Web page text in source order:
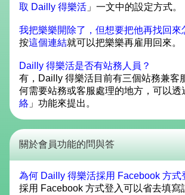
取 Dailly 得樂活 」一文中的設定方式。
我把樂樂開除了，但想要把他再找回來
按這個連結就可以把樂樂再雇用回來。
Dailly 得樂活是否有站務人員？
有，Dailly 得樂活目前有三個站務兼客
何需要站務或客服處理的地方，可以透
絡 」功能來提出。
關於會員功能的問與答
為何 Dailly 得樂活採用 Facebook 方式
採用 Facebook 方式登入可以省去填寫